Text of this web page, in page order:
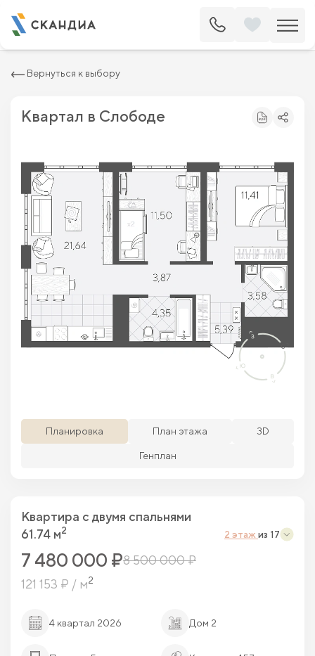
Вернуться к выбору
Квартал в Слободе
Планировка План этажа 3D
Генплан
Квартира c двумя спальнями
61.74 м2 2 этаж из 17
7 480 000 ₽8 500 000 ₽
121 153 ₽ / м2
4 квартал 2026 Дом 2
Квартира c двумя спальнями 61.74 м
7 480 000 ₽8 500 000 ₽